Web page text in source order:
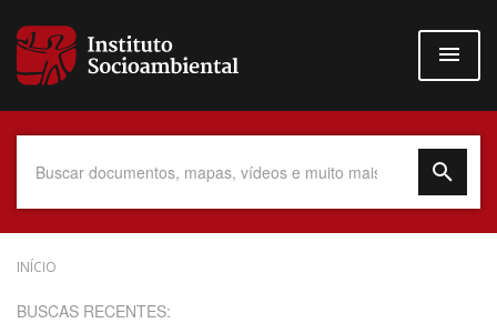
para
conteúdo
Data do Documento
INÍCIO
BUSCAS RECENTES: